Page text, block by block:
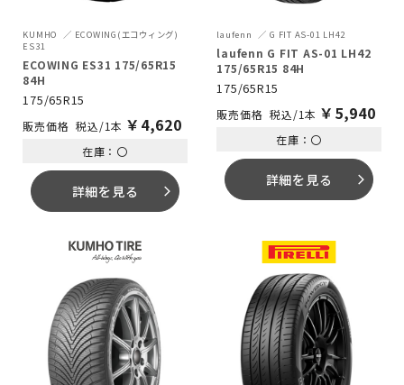
KUMHO
ECOWING(エコウィング)
ES31
ECOWING ES31 175/65R15
84H
175/65R15
税込/1本 ￥ 4,620
在庫：〇
詳細を見る arrow_forward_ios
laufenn G FIT AS-01 LH42
laufenn G FIT AS-01 LH42
175/65R15 84H
175/65R15
税込/1本 ￥ 5,940
在庫：〇
詳細を見る arrow_forward_ios